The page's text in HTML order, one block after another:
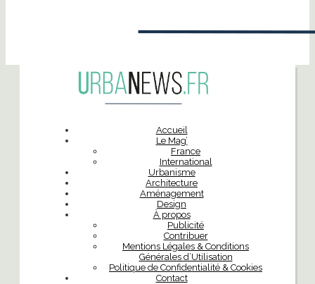
Accueil
Le Mag’
France
International
Urbanisme
Architecture
Aménagement
Design
À propos
Publicité
Contribuer
Mentions Légales & Conditions
Générales d’Utilisation
Politique de Confidentialité & Cookies
Contact